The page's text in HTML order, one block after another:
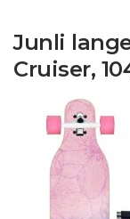
Junli
Cruiser,